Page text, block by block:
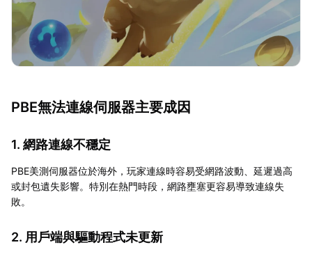
PBE無法連線伺服器主要成因
1. 網路連線不穩定
PBE美測伺服器位於海外，玩家連線時容易受網路波動、延遲過高
或封包遺失影響。特別在熱門時段，網路壅塞更容易導致連線失
敗。
2. 用戶端與驅動程式未更新